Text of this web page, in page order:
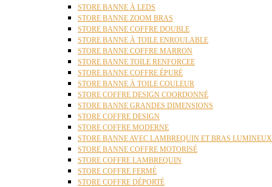
STORE BANNE À LEDS
STORE BANNE ZOOM BRAS
STORE BANNE COFFRE DOUBLE
STORE BANNE À TOILE ENROULABLE
STORE BANNE COFFRE MARRON
STORE BANNE TOILE RENFORCEE
STORE BANNE COFFRE ÉPURÉ
STORE BANNE À TOILE COULEUR
STORE COFFRE DESIGN COORDONNÉ
STORE BANNE GRANDES DIMENSIONS
STORE COFFRE DESIGN
STORE COFFRE MODERNE
STORE BANNE AVEC LAMBREQUIN ET BRAS LUMINEUX
STORE BANNE COFFRE MOTORISÉ
STORE COFFRE LAMBREQUIN
STORE COFFRE FERMÉ
STORE COFFRE DÉPORTÉ